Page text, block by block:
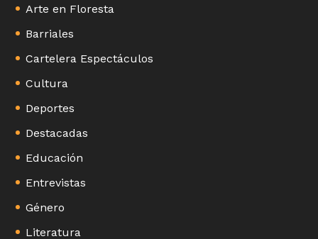
Arte en Floresta
Barriales
Cartelera Espectáculos
Cultura
Deportes
Destacadas
Educación
Entrevistas
Género
Literatura